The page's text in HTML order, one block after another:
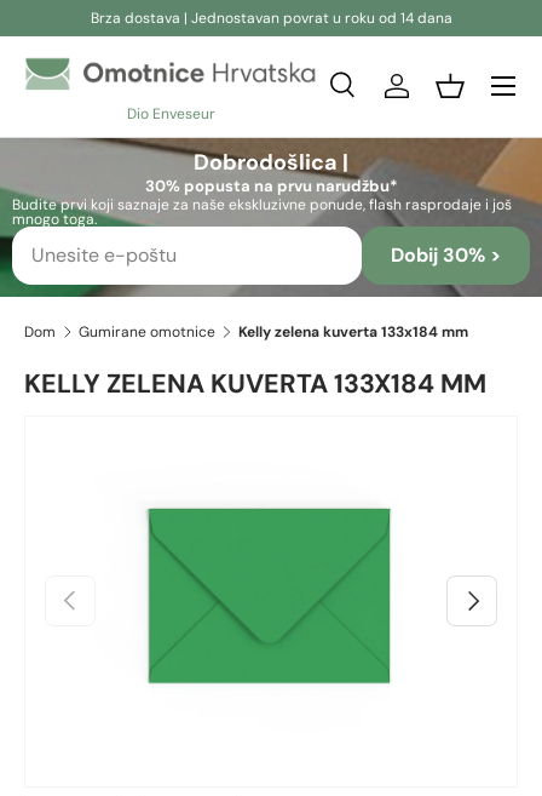
Brza dostava | Jednostavan povrat u roku od 14 dana
Dio Enveseur
Pretraživanje
Pretraživanje
Pretraživanje
PrijavaKošara
Dobrodošlica |
30% popusta na prvu narudžbu*
Budite prvi koji saznaje za naše ekskluzivne ponude, flash rasprodaje i još
mnogo toga.
Dobij 30% >
Dom Gumirane omotnice Kelly zelena kuverta 133x184 mm
KELLY ZELENA KUVERTA 133X184 MM
Prethodno Sljedeći